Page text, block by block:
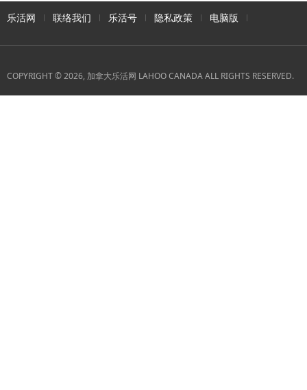
乐活网 联络我们 乐活号 隐私政策 电脑版
COPYRIGHT © 2026, 加拿大乐活网 LAHOO CANADA ALL RIGHTS RESERVED.